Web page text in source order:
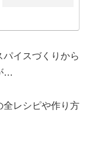
イスづくりから
…
全レシピや作り方